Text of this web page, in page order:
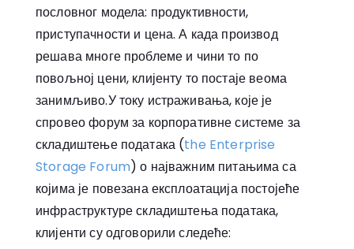
пословног модела: продуктивности,
приступачности и цена. А када производ
решава многе проблеме и чини то по
повољној цени, клијенту то постаје веома
занимљиво.У току истраживања, које је
спровео форум за корпоративне системе за
складиштење података (the Enterprise
Storage Forum) о најважним питањима са
којима је повезана експлоатација постојеће
инфраструктуре складиштења података,
клијенти су одговорили следеће: